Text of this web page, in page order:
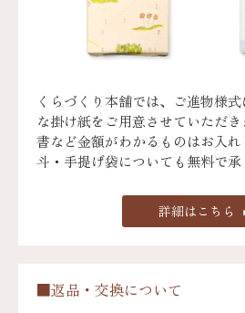
くらづくり本舗では、ご進物様
な掛け紙をご用意させていただ
書など金額がわかるものはお入
斗・手提げ袋についても無料で承
詳細はこちら
■返品・交換について